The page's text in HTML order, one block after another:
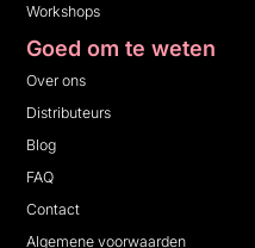
Workshops
Goed om te weten
Over ons
Distributeurs
Blog
FAQ
Contact
Algemene voorwaarden